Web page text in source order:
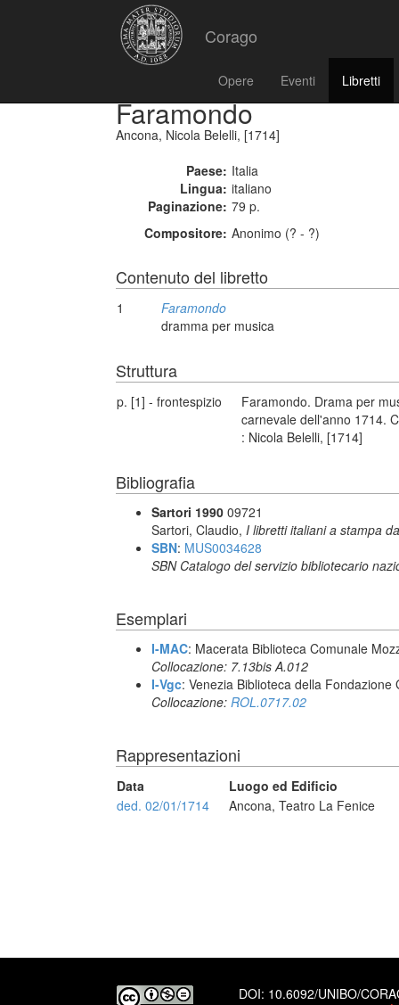
Corago
Opere Eventi Libretti
Faramondo
Ancona, Nicola Belelli, [1714]
Paese: Italia
Lingua: italiano
Paginazione: 79 p.
Compositore: Anonimo (? - ?)
Contenuto del libretto
1
Faramondo
dramma per musica
Struttura
p. [1] - frontespizio
Faramondo. Drama per
carnevale dell'anno 1714.
: Nicola Belelli, [1714]
Bibliografia
Sartori 1990 09721
Sartori, Claudio, I libretti italiani a stampa
SBN: MUS0034628
SBN Catalogo del servizio bibliotecario
Esemplari
I-MAC: Macerata Biblioteca Comunale
Collocazione: 7.13bis A.012
I-Vgc: Venezia Biblioteca della Fondazione
Collocazione: ROL.0717.02
Rappresentazioni
Data
Luogo ed Edificio
ded. 02/01/1714
Ancona, Teatro La Fenice
DOI: 10.6092/UNIBO/